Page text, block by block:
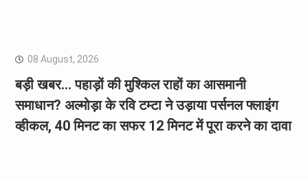
08 August, 2026
बड़ी खबर… पहाड़ों की मुश्किल राहों का आसमानी
समाधान? अल्मोड़ा के रवि टम्टा ने उड़ाया पर्सनल फ्लाइंग
व्हीकल, 40 मिनट का सफर 12 मिनट में पूरा करने का दावा